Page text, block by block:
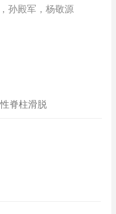
孙殿军，杨敬源
脊柱滑脱